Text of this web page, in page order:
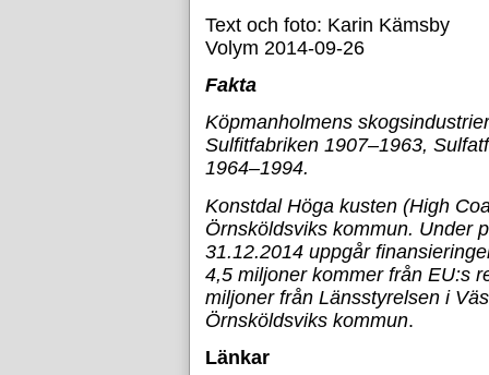
Text och foto: Karin Kämsby
Volym 2014-09-26
Fakta
Köpmanholmens
Sulfitfabriken 1907–1963,
1964–1994.
Konstdal Höga kusten (High
Örnsköldsviks kommun. Under
31.12.2014 uppgår
4,5 miljoner kommer från EU:s
miljoner från Länsstyrelsen i
Örnsköldsviks kommun.
Länkar